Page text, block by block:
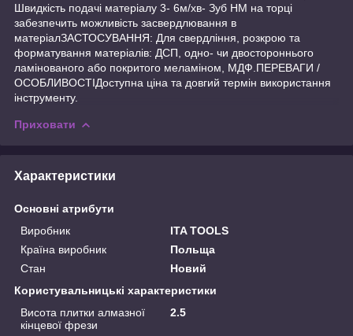
Швидкість подачі матеріалу 3- 6м/хв- Зуб HМ на торці
забезпечить можливість засвердлювання в
матеріалЗАСТОСУВАННЯ: Для свердління, розкрою та
форматування матеріалів: ДСП, одно- чи двостороннього
ламінованого або покритого меламіном, МДФ.ПЕРЕВАГИ /
ОСОБЛИВОСТІДоступна ціна та довгий термін використання
інструменту.
Приховати
Характеристики
Основні атрибути
Виробник
ITA TOOLS
Країна виробник
Польща
Стан
Новий
Користувальницькі характеристики
Висота плитки алмазної
кінцевої фрези
2.5